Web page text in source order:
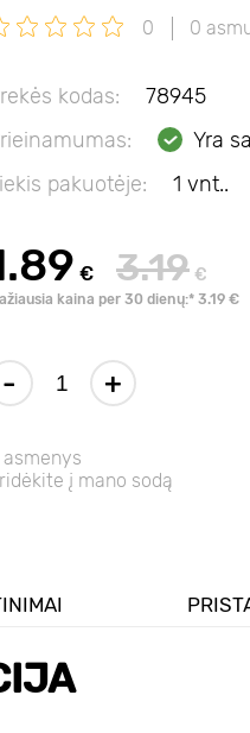
0 0
kodas:
78945
Yra
pakuotėje:
1 vnt..
€ 3.19 €
kaina per 30 dienų:* 3.19 €
- +
asmenys
į mano sodą